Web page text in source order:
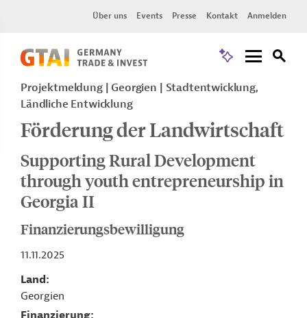
Über uns Events Presse Kontakt Anmelden
Projektmeldung Georgien
Stadtentwicklung,
Ländliche Entwicklung
Förderung der Landwirtschaft
Supporting Rural Development
through youth entrepreneurship in
Georgia II
Finanzierungsbewilligung
11.11.2025
Land
Georgien
Finanzierung